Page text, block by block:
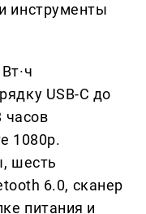
инструменты
USB-C до
часов
1080p.
шесть
6.0, сканер
питания и